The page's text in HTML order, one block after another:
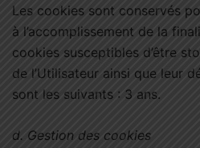
Les cookies sont conservés
à l’accomplissement de la
cookies susceptibles d’être
de l’Utilisateur ainsi que leur
sont les suivants : 3 ans.
d. Gestion des cookies